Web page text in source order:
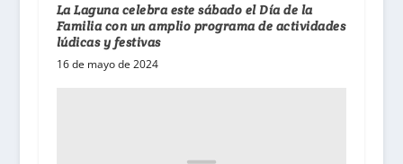
La Laguna celebra este sábado el Día de la
Familia con un amplio programa de actividades
lúdicas y festivas
16 de mayo de 2024